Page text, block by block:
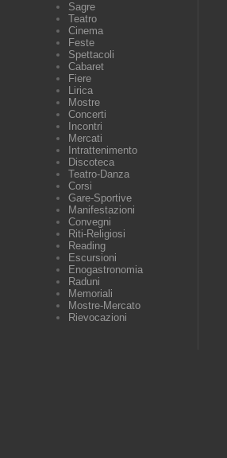
Sagre
Teatro
Cinema
Feste
Spettacoli
Cabaret
Fiere
Lirica
Mostre
Concerti
Incontri
Mercati
Intrattenimento
Discoteca
Teatro-Danza
Corsi
Gare-Sportive
Manifestazioni
Convegni
Riti-Religiosi
Reading
Escursioni
Enogastronomia
Raduni
Memoriali
Mostre-Mercato
Rievocazioni